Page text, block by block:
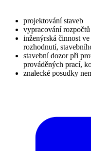
projektování staveb
vypracování rozpočtů
inženýrská činnost
rozhodnutí,
stavební dozor při
prováděných prací,
znalecké posudky